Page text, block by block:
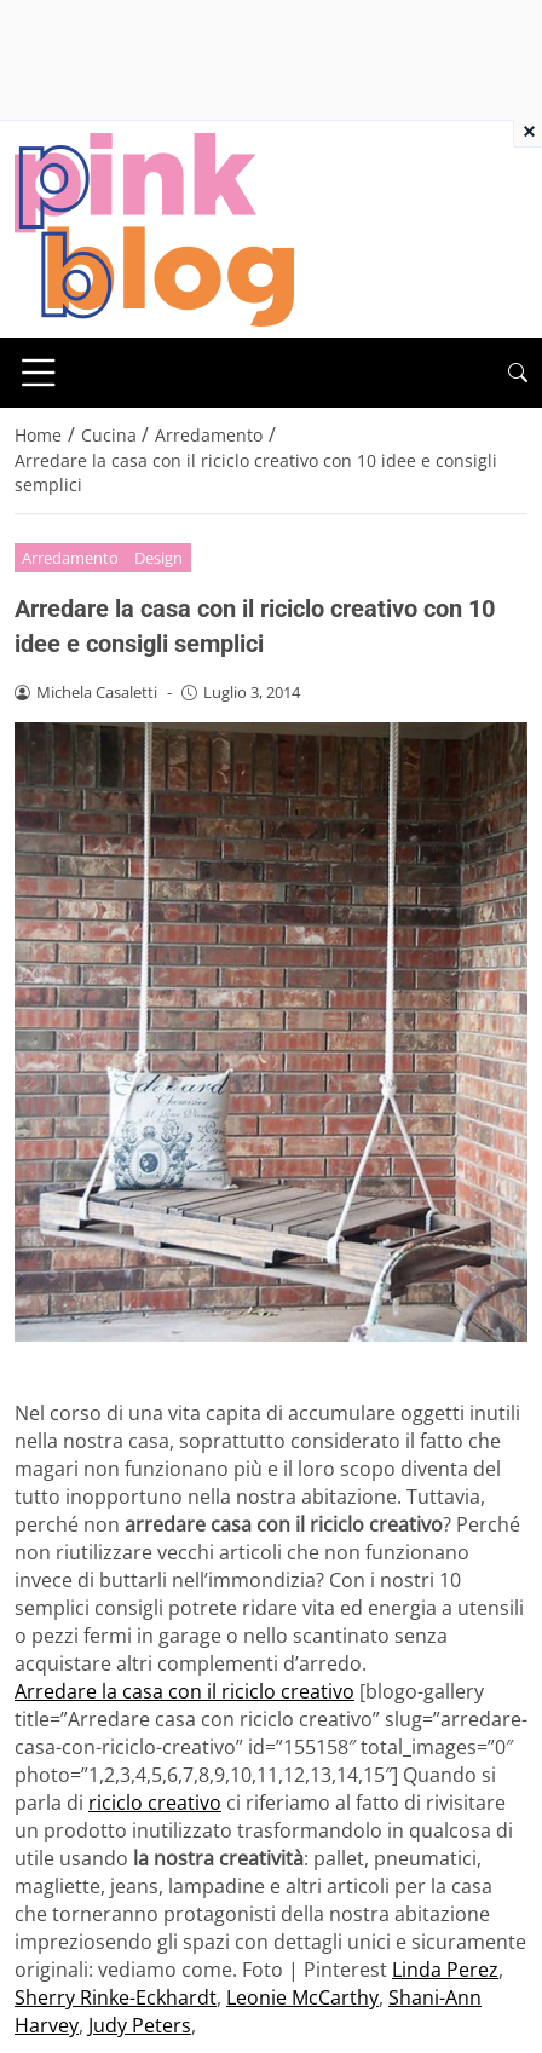
Home / Cucina / Arredamento /
Arredare la casa con il riciclo creativo con 10 idee e consigli
semplici
Arredamento Design
Arredare la casa con il riciclo creativo con 10
idee e consigli semplici
Michela Casaletti - Luglio 3, 2014
Nel corso di una vita capita di accumulare oggetti inutili
nella nostra casa, soprattutto considerato il fatto che
magari non funzionano più e il loro scopo diventa del
tutto inopportuno nella nostra abitazione. Tuttavia,
perché non arredare casa con il riciclo creativo? Perché
non riutilizzare vecchi articoli che non funzionano
invece di buttarli nell’immondizia? Con i nostri 10
semplici consigli potrete ridare vita ed energia a utensili
o pezzi fermi in garage o nello scantinato senza
acquistare altri complementi d’arredo.
Arredare la casa con il riciclo creativo [blogo-gallery
title=”Arredare casa con riciclo creativo” slug=”arredare-
casa-con-riciclo-creativo” id=”155158″ total_images=”0″
photo=”1,2,3,4,5,6,7,8,9,10,11,12,13,14,15″] Quando si
parla di riciclo creativo ci riferiamo al fatto di rivisitare
un prodotto inutilizzato trasformandolo in qualcosa di
utile usando la nostra creatività: pallet, pneumatici,
magliette, jeans, lampadine e altri articoli per la casa
che torneranno protagonisti della nostra abitazione
impreziosendo gli spazi con dettagli unici e sicuramente
originali: vediamo come. Foto | Pinterest Linda Perez,
Sherry Rinke-Eckhardt, Leonie McCarthy, Shani-Ann
Harvey, Judy Peters,
×